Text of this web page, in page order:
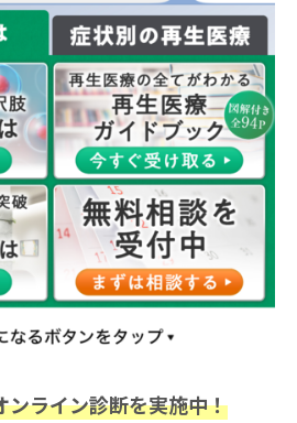
ンライン診断を実施中！